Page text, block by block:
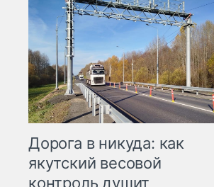
Дорога в никуда: как
якутский весовой
контроль душит